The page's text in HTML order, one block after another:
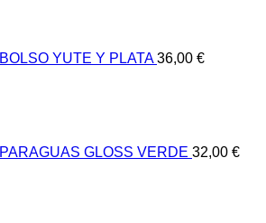
BOLSO YUTE Y PLATA 36,00 €
PARAGUAS GLOSS VERDE 32,00 €